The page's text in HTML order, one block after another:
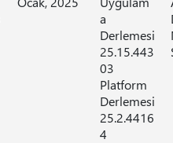
a
Derlemesi
25.15.443
03
Platform
Derlemesi
25.2.4416
4